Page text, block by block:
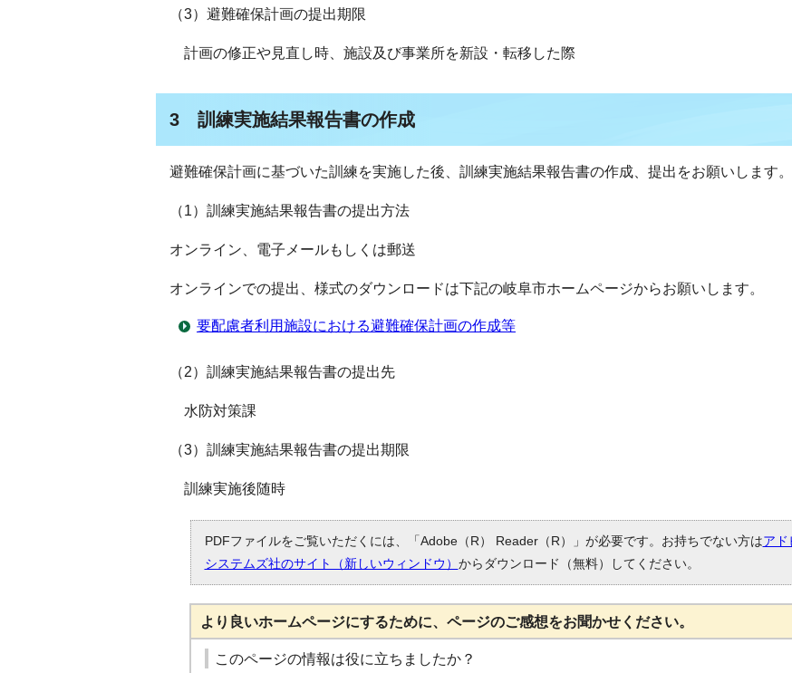
（3）避難確保計画の提出期限
計画の修正や見直し時、施設及び事業所を新設・転移した際
3 訓練実施結果報告書の作成
避難確保計画に基づいた訓練を実施した後、訓練実施結果報告書の作成、提出をお願いします。
（1）訓練実施結果報告書の提出方法
オンライン、電子メールもしくは郵送
オンラインでの提出、様式のダウンロードは下記の岐阜市ホームページからお願いします。
要配慮者利用施設における避難確保計画の作成等
（2）訓練実施結果報告書の提出先
水防対策課
（3）訓練実施結果報告書の提出期限
訓練実施後随時
PDFファイルをご覧いただくには、「Adobe（R） Reader（R）」が必要です。お持ちでない方はアド
システムズ社のサイト（新しいウィンドウ） からダウンロード（無料）してください。
より良いホームページにするために、ページのご感想をお聞かせください。
このページの情報は役に立ちましたか？